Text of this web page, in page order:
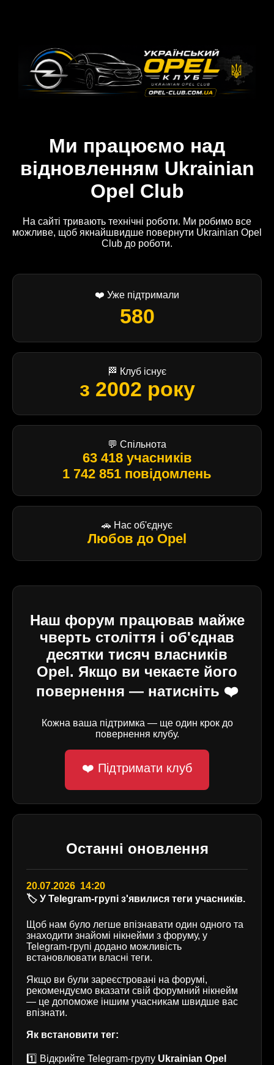
Ми працюємо над
відновленням Ukrainian
Opel Club
На сайті тривають технічні роботи. Ми робимо все
можливе, щоб якнайшвидше повернути Ukrainian Opel
Club до роботи.
❤️ Уже підтримали
580
🏁 Клуб існує
з 2002 року
💬 Спільнота
63 418 учасників
1 742 851 повідомлень
🚗 Нас об'єднує
Любов до Opel
Наш форум працював майже
чверть століття і об'єднав
десятки тисяч власників
Opel. Якщо ви чекаєте його
повернення — натисніть ❤️
Кожна ваша підтримка — ще один крок до
повернення клубу.
❤️ Підтримати клуб
Останні оновлення
20.07.2026 14:20
🏷️ У Telegram-групі з'явилися теги учасників.
Щоб нам було легше впізнавати один одного та
знаходити знайомі нікнейми з форуму, у
Telegram-групі додано можливість
встановлювати власні теги.
Якщо ви були зареєстровані на форумі,
рекомендуємо вказати свій форумний нікнейм
— це допоможе іншим учасникам швидше вас
впізнати.
Як встановити тег:
1️⃣ Відкрийте Telegram-групу Ukrainian Opel